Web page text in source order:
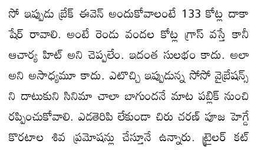
సో ఇప్పుడు బ్రేక్ ఈవెన్ అందుకోవాలంటే 133 కోట్ల దాకా
షేర్ రావాలి. అంటే రెండు వందల కోట్ల గ్రాస్ వస్తే కానీ
ఆచార్య హిట్ అని చెప్పలేం. ఇదంత సులభం కాదు. అలా
అని అసాధ్యమూ కాదు. ఎటొచ్చి ఇప్పుడున్న సోసో వైబ్రేషన్స్
ని దాటుకుని సినిమా చాలా బాగుందనే మాట పబ్లిక్ నుంచి
రప్పించుకోవాలి. ఎడతెరిపి లేకుండా చిరు చరణ్ పూజ హెగ్డే
కొరటాల శివ ప్రమోషన్లు చేస్తూనే ఉన్నారు. ట్రైలర్ కట్